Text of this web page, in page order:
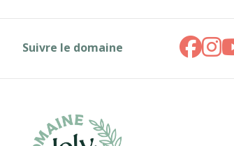
Suivre le domaine